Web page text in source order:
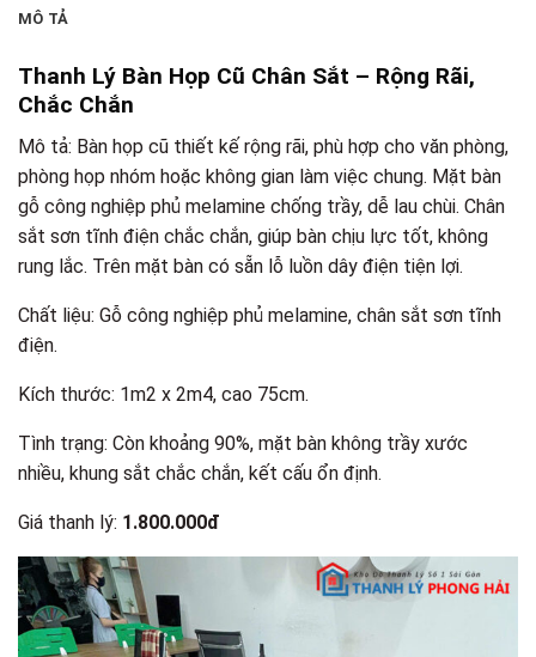
MÔ TẢ
Thanh Lý Bàn Họp Cũ Chân Sắt – Rộng Rãi,
Chắc Chắn
Mô tả: Bàn họp cũ thiết kế rộng rãi, phù hợp cho văn phòng,
phòng họp nhóm hoặc không gian làm việc chung. Mặt bàn
gỗ công nghiệp phủ melamine chống trầy, dễ lau chùi. Chân
sắt sơn tĩnh điện chắc chắn, giúp bàn chịu lực tốt, không
rung lắc. Trên mặt bàn có sẵn lỗ luồn dây điện tiện lợi.
Chất liệu: Gỗ công nghiệp phủ melamine, chân sắt sơn tĩnh
điện.
Kích thước: 1m2 x 2m4, cao 75cm.
Tình trạng: Còn khoảng 90%, mặt bàn không trầy xước
nhiều, khung sắt chắc chắn, kết cấu ổn định.
Giá thanh lý: 1.800.000đ